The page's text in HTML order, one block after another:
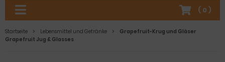
( 0 )
Startseite Lebensmittel und Getränke
Grapefruit-Krug und Gläser
Grapefruit Jug & Glasses